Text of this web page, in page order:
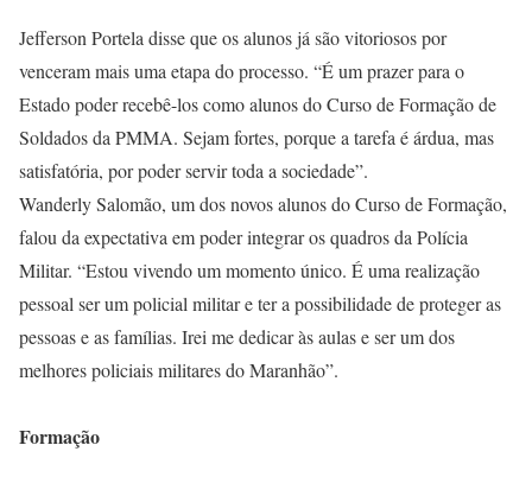
Jefferson Portela disse que os alunos já são vitoriosos por
venceram mais uma etapa do processo. “É um prazer para o
Estado poder recebê-los como alunos do Curso de Formação de
Soldados da PMMA. Sejam fortes, porque a tarefa é árdua, mas
satisfatória, por poder servir toda a sociedade”.
Wanderly Salomão, um dos novos alunos do Curso de Formação,
falou da expectativa em poder integrar os quadros da Polícia
Militar. “Estou vivendo um momento único. É uma realização
pessoal ser um policial militar e ter a possibilidade de proteger as
pessoas e as famílias. Irei me dedicar às aulas e ser um dos
melhores policiais militares do Maranhão”.
Formação